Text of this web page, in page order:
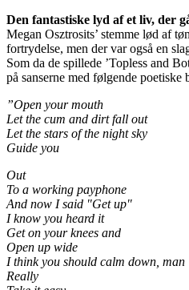
Den fantastiske lyd af et liv, der
Megan Osztrosits’ stemme lød af
fortrydelse, men der var også en
Som da de spillede ’Topless and
på sanserne med følgende poetiske
”Open your mouth
Let the cum and dirt fall out
Let the stars of the night sky
Guide you
Out
To a working payphone
And now I said "Get up"
I know you heard it
Get on your knees and
Open up wide
I think you should calm down, man
Really